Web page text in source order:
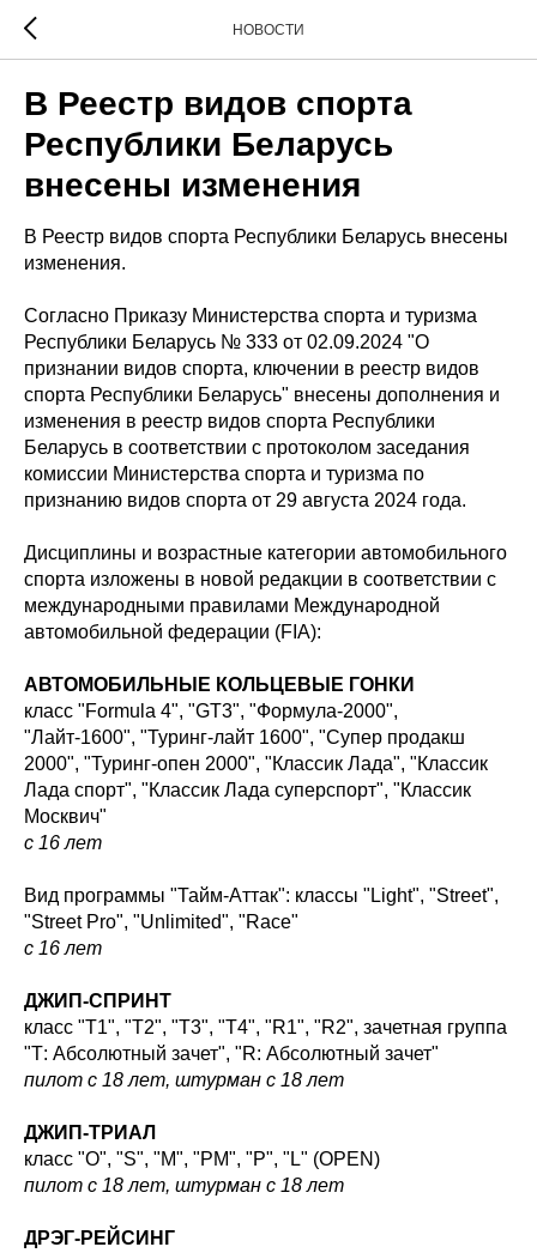
НОВОСТИ
В Реестр видов спорта
Республики Беларусь
внесены изменения
В Реестр видов спорта Республики Беларусь внесены
изменения.
Согласно Приказу Министерства спорта и туризма
Республики Беларусь № 333 от 02.09.2024 "О
признании видов спорта, ключении в реестр видов
спорта Республики Беларусь" внесены дополнения и
изменения в реестр видов спорта Республики
Беларусь в соответствии с протоколом заседания
комиссии Министерства спорта и туризма по
признанию видов спорта от 29 августа 2024 года.
Дисциплины и возрастные категории автомобильного
спорта изложены в новой редакции в соответствии с
международными правилами Международной
автомобильной федерации (FIA):
АВТОМОБИЛЬНЫЕ КОЛЬЦЕВЫЕ ГОНКИ
класс "Formula 4", "GT3", "Формула-2000",
"Лайт-1600", "Туринг-лайт 1600", "Супер продакш
2000", "Туринг-опен 2000", "Классик Лада", "Классик
Лада спорт", "Классик Лада суперспорт", "Классик
Москвич"
с 16 лет
Вид программы "Тайм-Аттак": классы "Light", "Street",
"Street Pro", "Unlimited", "Race"
с 16 лет
ДЖИП-СПРИНТ
класс "Т1", "Т2", "Т3", "Т4", "R1", "R2", зачетная группа
"Т: Абсолютный зачет", "R: Абсолютный зачет"
пилот с 18 лет, штурман с 18 лет
ДЖИП-ТРИАЛ
класс "O", "S", "M", "PM", "P", "L" (OPEN)
пилот с 18 лет, штурман с 18 лет
ДРЭГ-РЕЙСИНГ